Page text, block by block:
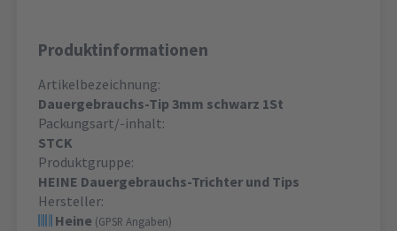
Produktinformationen
Artikelbezeichnung:
Dauergebrauchs-Tip 3mm schwarz 1St
Packungsart/-inhalt:
STCK
Produktgruppe:
HEINE Dauergebrauchs-Trichter und Tips
Hersteller:
Heine (GPSR Angaben)